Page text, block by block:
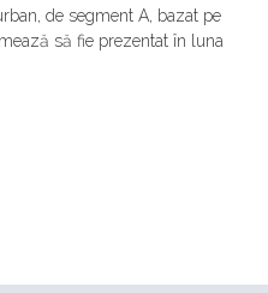
de segment A, bazat pe
să fie prezentat în luna